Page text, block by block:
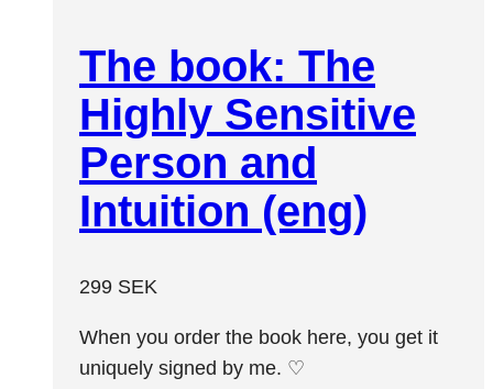
The book: The
Highly Sensitive
Person and
Intuition (eng)
299 SEK
When you order the book here, you get it
uniquely signed by me. ♡